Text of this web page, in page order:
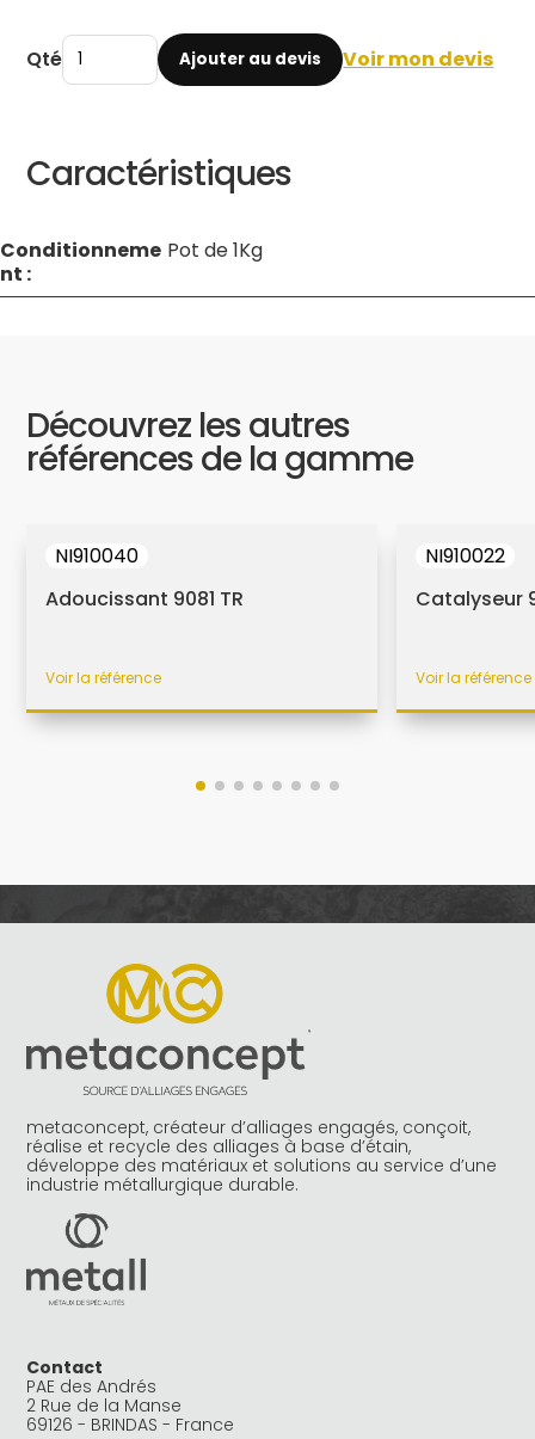
Qté Ajouter au devis Voir mon devis
Caractéristiques
Conditionneme
nt :
Pot de 1Kg
Découvrez les autres
références de la gamme
NI910040
Adoucissant 9081 TR
Voir la référence
NI910022
Catalyseur
Voir la référence
metaconcept, créateur d’alliages engagés, conçoit,
réalise et recycle des alliages à base d’étain,
développe des matériaux et solutions au service d’une
industrie métallurgique durable.
Contact
PAE des Andrés
2 Rue de la Manse
69126 - BRINDAS - France